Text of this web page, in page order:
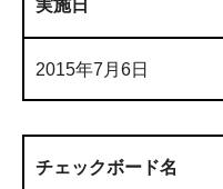
実施日
2015年7月6日
チェックボード名